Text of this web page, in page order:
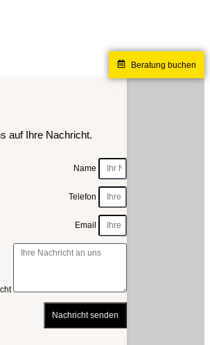
Beratung buchen
auf Ihre Nachricht.
Name
Telefon
Email
Nachricht senden